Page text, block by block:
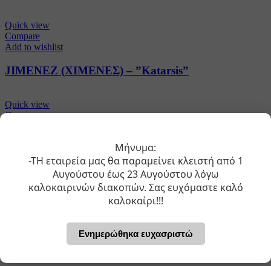
Quick view
Compare
Add to wishlist
JIMENEZ (ΧΙΜΕΝΕΣ) – ”Katarsis”
Quick view
Compare
FIGUEROA (ΦΙΓΚΟΥΕΡΟΑ) – ”Les amours verts”
Quick view
FIGUEROA (ΦΙΓΚΟΥΕΡΟΑ) – ”Les Amours
Μήνυμα:
-ΤΗ εταιρεία μας θα παραμείνει κλειστή από 1
Αυγούστου έως 23 Αυγούστου λόγω
καλοκαιρινών διακοπών. Σας ευχόμαστε καλό
καλοκαίρι!!!
Ενημερώθηκα ευχασριστώ